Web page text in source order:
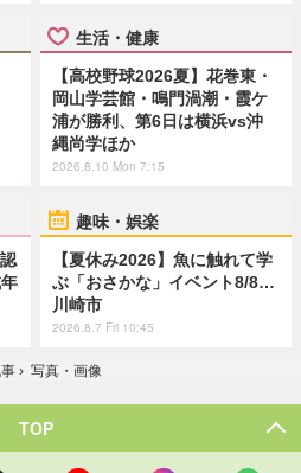
生活・健康
【高校野球2026夏】花巻東・
岡山学芸館・鳴門渦潮・霞ケ
浦が勝利、第6日は横浜vs沖
縄尚学ほか
2026.8.10 Mon 7:15
趣味・娯楽
【夏休み2026】魚に触れて学
ぶ「おさかな」イベント8/8…
川崎市
2026.8.7 Fri 10:45
› 写真・画像
TOP